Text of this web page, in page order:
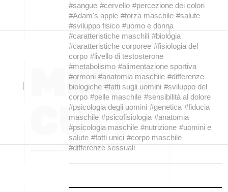
#sangue #cervello #percezione dei colori
#Adam's apple #forza maschile #salute
#sviluppo fisico #uomo e donna
#caratteristiche maschili #biologia
#caratteristiche corporee #fisiologia del
corpo #livello di testosterone
#metabolismo #alimentazione sportiva
#ormoni #anatomia maschile #differenze
biologiche #fatti sugli uomini #sviluppo del
corpo #pelle maschile #sensibilità al dolore
#psicologia degli uomini #genetica #fiducia
maschile #psicofisiologia #anatomia
#psicologia maschile #nutrizione #uomini e
salute #fatti unici #corpo maschile
#differenze sessuali